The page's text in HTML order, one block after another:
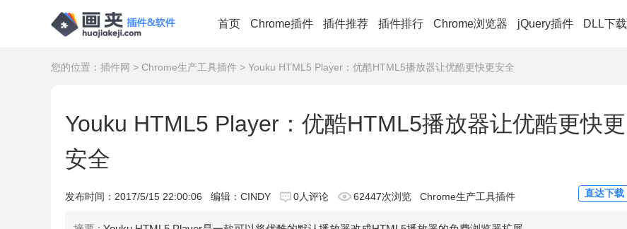
首页 Chrome插件 插件推荐 插件排行 Chrome浏览器 jQuery插件 DLL下载
您的位置： 插件网 > Chrome生产工具插件 > Youku HTML5 Player：优酷HTML5播放器让优酷更快更安全
Youku HTML5 Player：优酷HTML5播放器让优酷更快更
安全
发布时间： 2017/5/15 22:00:06 编辑：CINDY 0人评论 62447次浏览 Chrome生产工具插件 直达下载